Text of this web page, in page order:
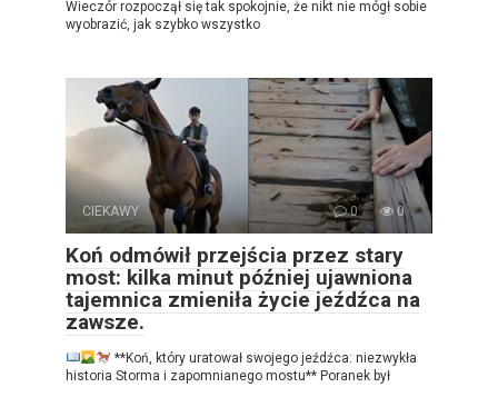
Wieczór rozpoczął się tak spokojnie, że nikt nie mógł sobie
wyobrazić, jak szybko wszystko
CIEKAWY 0 0
Koń odmówił przejścia przez stary
most: kilka minut później ujawniona
tajemnica zmieniła życie jeźdźca na
zawsze.
**Koń, który uratował swojego jeźdźca: niezwykła
historia Storma i zapomnianego mostu** Poranek był